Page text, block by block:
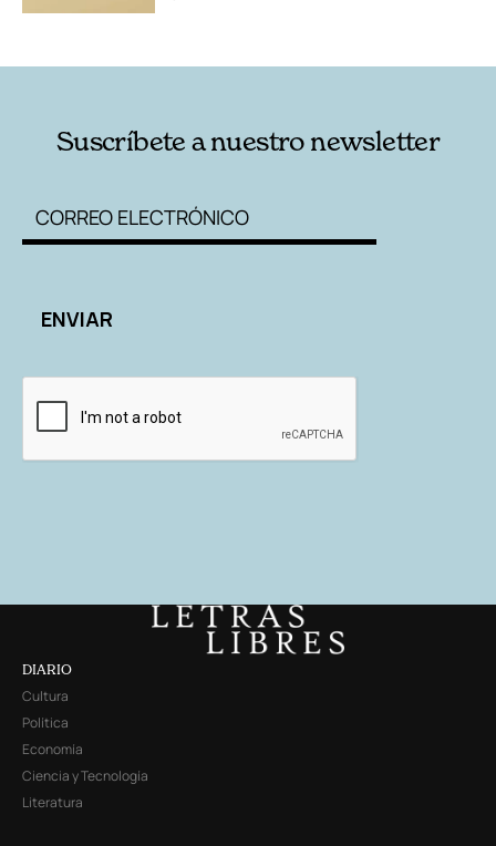
Suscríbete a nuestro newsletter
DIARIO
Cultura
Política
Economía
Ciencia y Tecnología
Literatura